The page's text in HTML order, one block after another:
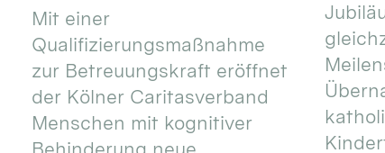
Mit einer
Qualifizierungsmaßnahme
zur Betreuungskraft eröffnet
der Kölner Caritasverband
Menschen mit kognitiver